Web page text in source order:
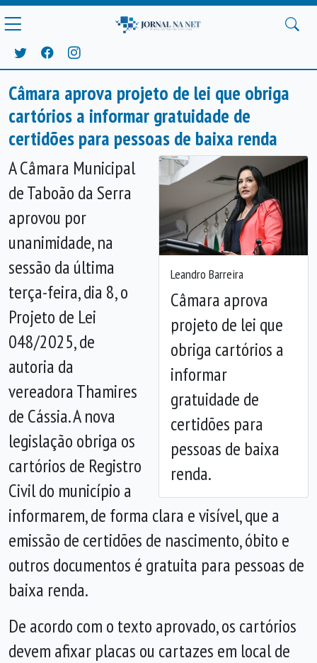
Câmara aprova projeto de lei que obriga
cartórios a informar gratuidade de
certidões para pessoas de baixa renda
Leandro Barreira
Câmara aprova
projeto de lei que
obriga cartórios a
informar
gratuidade de
certidões para
pessoas de baixa
renda.
Anterior
A Câmara Municipal
de Taboão da Serra
aprovou por
unanimidade, na
sessão da última
terça-feira, dia 8, o
Projeto de Lei
048/2025, de
autoria da
vereadora Thamires
de Cássia. A nova
legislação obriga os
cartórios de Registro
Civil do município a
informarem, de forma clara e visível, que a
emissão de certidões de nascimento, óbito e
outros documentos é gratuita para pessoas de
baixa renda.
De acordo com o texto aprovado, os cartórios
devem afixar placas ou cartazes em local de